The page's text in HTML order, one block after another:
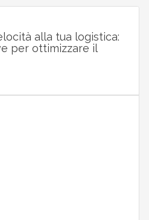
alla tua logistica:
per ottimizzare il